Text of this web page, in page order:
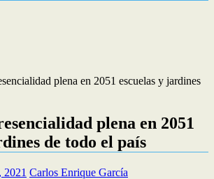
plena en 2051 escuelas y jardines
plena en 2051
de todo el país
2021 Carlos Enrique García